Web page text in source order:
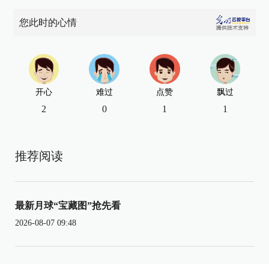
您此时的心情
开心
2
难过
0
点赞
1
飘过
1
推荐阅读
最新月球“宝藏图”抢先看
2026-08-07 09:48